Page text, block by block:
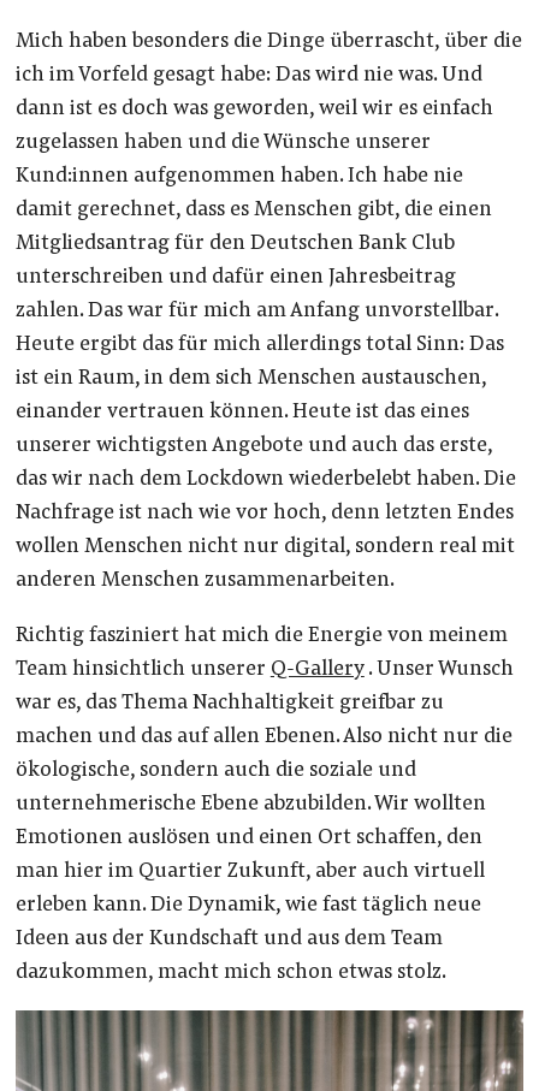
Mich haben besonders die Dinge überrascht, über die
ich im Vorfeld gesagt habe: Das wird nie was. Und
dann ist es doch was geworden, weil wir es einfach
zugelassen haben und die Wünsche unserer
Kund:innen aufgenommen haben. Ich habe nie
damit gerechnet, dass es Menschen gibt, die einen
Mitgliedsantrag für den Deutschen Bank Club
unterschreiben und dafür einen Jahresbeitrag
zahlen. Das war für mich am Anfang unvorstellbar.
Heute ergibt das für mich allerdings total Sinn: Das
ist ein Raum, in dem sich Menschen austauschen,
einander vertrauen können. Heute ist das eines
unserer wichtigsten Angebote und auch das erste,
das wir nach dem Lockdown wiederbelebt haben. Die
Nachfrage ist nach wie vor hoch, denn letzten Endes
wollen Menschen nicht nur digital, sondern real mit
anderen Menschen zusammenarbeiten.
Richtig fasziniert hat mich die Energie von meinem
Team hinsichtlich unserer Q-Gallery. Unser Wunsch
war es, das Thema Nachhaltigkeit greifbar zu
machen und das auf allen Ebenen. Also nicht nur die
ökologische, sondern auch die soziale und
unternehmerische Ebene abzubilden. Wir wollten
Emotionen auslösen und einen Ort schaffen, den
man hier im Quartier Zukunft, aber auch virtuell
erleben kann. Die Dynamik, wie fast täglich neue
Ideen aus der Kundschaft und aus dem Team
dazukommen, macht mich schon etwas stolz.